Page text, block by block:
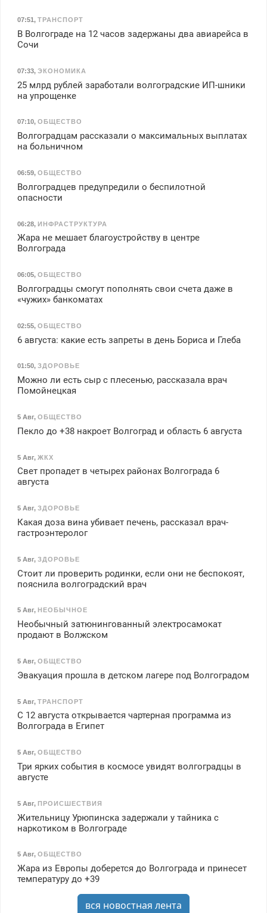
07:51 , ТРАНСПОРТ
В Волгограде на 12 часов задержаны два авиарейса в
Сочи
07:33, ЭКОНОМИКА
25 млрд рублей заработали волгоградские ИП-шники
на упрощенке
07:10, ОБЩЕСТВО
Волгоградцам рассказали о максимальных выплатах
на больничном
06:59, ОБЩЕСТВО
Волгоградцев предупредили о беспилотной
опасности
06:28, ИНФРАСТРУКТУРА
Жара не мешает благоустройству в центре
Волгограда
06:05, ОБЩЕСТВО
Волгоградцы смогут пополнять свои счета даже в
«чужих» банкоматах
02:55, ОБЩЕСТВО
6 августа: какие есть запреты в день Бориса и Глеба
01:50, ЗДОРОВЬЕ
Можно ли есть сыр с плесенью, рассказала врач
Помойнецкая
5 Авг, ОБЩЕСТВО
Пекло до +38 накроет Волгоград и область 6 августа
5 Авг, ЖКХ
Свет пропадет в четырех районах Волгограда 6
августа
5 Авг, ЗДОРОВЬЕ
Какая доза вина убивает печень, рассказал врач-
гастроэнтеролог
5 Авг, ЗДОРОВЬЕ
Стоит ли проверить родинки, если они не беспокоят,
пояснила волгоградский врач
5 Авг, НЕОБЫЧНОЕ
Необычный затюнингованный электросамокат
продают в Волжском
5 Авг, ОБЩЕСТВО
Эвакуация прошла в детском лагере под Волгоградом
5 Авг, ТРАНСПОРТ
С 12 августа открывается чартерная программа из
Волгограда в Египет
5 Авг, ОБЩЕСТВО
Три ярких события в космосе увидят волгоградцы в
августе
5 Авг, ПРОИСШЕСТВИЯ
Жительницу Урюпинска задержали у тайника с
наркотиком в Волгограде
5 Авг, ОБЩЕСТВО
Жара из Европы доберется до Волгограда и принесет
температуру до +39
вся новостная лента